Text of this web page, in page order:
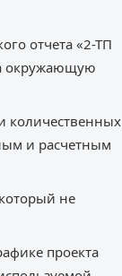
отчета «2-ТП
окружающую
количественных
и расчетным
не
проекта